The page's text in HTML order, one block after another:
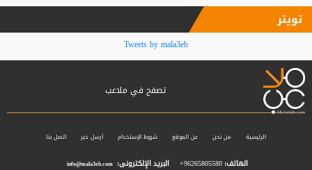
انطلاق منافسات بطولة الحسن الدولية
العاشرة للتايكواندو
للتايكواندو
تويتر
Tweets by mala3eb
تصفح في ملاعب
الرئيسية من نحن عن الموقع شروط الإستخدام أرسل خبر اتصل بنا
الهاتف:96265805580+ البريد الإلكترونى: info@mala3eb.com